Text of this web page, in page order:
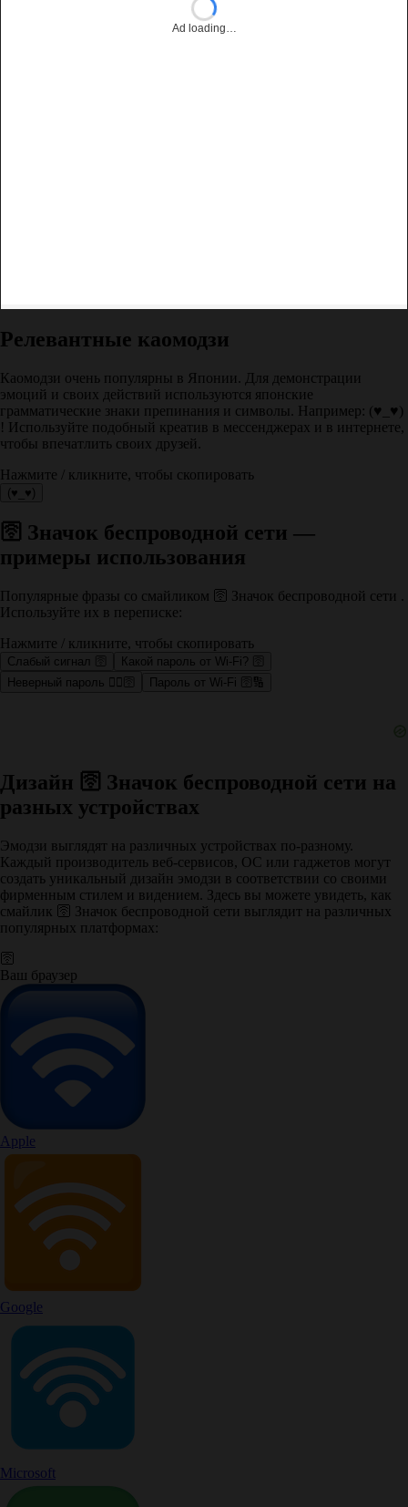
Ad loading…
Релевантные каомодзи
Каомодзи очень популярны в Японии. Для демонстрации
эмоций и своих действий используются японские
грамматические знаки препинания и символы. Например: (♥_♥)
! Используйте подобный креатив в мессенджерах и в интернете,
чтобы впечатлить своих друзей.
Нажмите / кликните, чтобы скопировать
(♥_♥)
🛜 Значок беспроводной сети —
примеры использования
Популярные фразы со смайликом 🛜 Значок беспроводной сети .
Используйте их в переписке:
Нажмите / кликните, чтобы скопировать
Слабый сигнал 🛜
Какой пароль от Wi-Fi? 🛜
Неверный пароль 🤷‍♀️🛜
Пароль от Wi-Fi 🛜🔢
Дизайн 🛜 Значок беспроводной сети на
разных устройствах
Эмодзи выглядят на различных устройствах по-разному.
Каждый производитель веб-сервисов, ОС или гаджетов могут
создать уникальный дизайн эмодзи в соответствии со своими
фирменным стилем и видением. Здесь вы можете увидеть, как
смайлик 🛜 Значок беспроводной сети выглядит на различных
популярных платформах:
🛜
Ваш браузер
Apple
Google
Microsoft